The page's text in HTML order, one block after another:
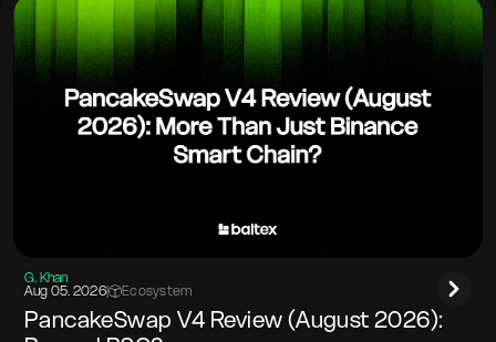
G. Khan
Aug 05. 2026| Ecosystem
PancakeSwap V4 Review (August 2026):